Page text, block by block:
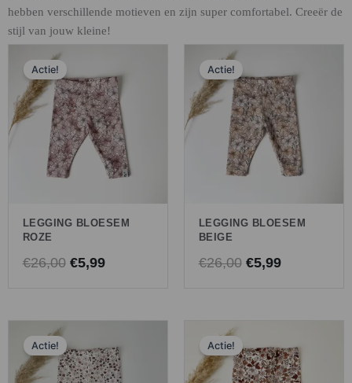
hebben verschillende motieven en zijn super comfortabel. Creeër de
stijl van jouw kleine!
Actie!
LEGGING BLOESEM
ROZE
€26,00
prijs
was:
€26,00.
€5,99
prijs
is:
€5,99.
Actie!
LEGGING BLOESEM
BEIGE
€26,00
prijs
was:
€26,00.
€5,99
prijs
is:
€5,99.
Actie!
prijs
was:
prijs
is:
Actie!
prijs
was:
prijs
is: